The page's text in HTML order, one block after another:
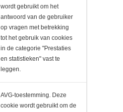
wordt gebruikt om het
antwoord van de gebruiker
op vragen met betrekking
tot het gebruik van cookies
in de categorie "Prestaties
en statistieken" vast te
leggen.
AVG-toestemming. Deze
cookie wordt gebruikt om de